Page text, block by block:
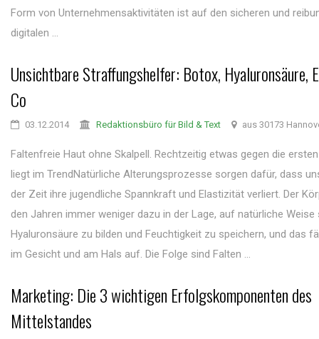
Form von Unternehmensaktivitäten ist auf den sicheren und
digitalen ...
Unsichtbare Straffungshelfer: Botox, Hyaluronsäure,
Co
03.12.2014 Redaktionsbüro für Bild & Text aus 30173
Faltenfreie Haut ohne Skalpell. Rechtzeitig etwas gegen die
liegt im TrendNatürliche Alterungsprozesse sorgen dafür, dass
der Zeit ihre jugendliche Spannkraft und Elastizität verliert. Der
den Jahren immer weniger dazu in der Lage, auf natürliche Weise
Hyaluronsäure zu bilden und Feuchtigkeit zu speichern, und das
im Gesicht und am Hals auf. Die Folge sind Falten ...
Marketing: Die 3 wichtigen Erfolgskomponenten des
Mittelstandes